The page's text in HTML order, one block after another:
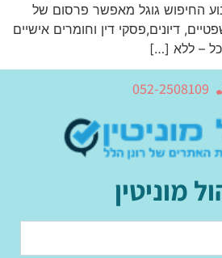
החיפוש גוגל מאפשר פרסום של
דיונים,פסקי דין וחומרים אישיים
כל – ללא […]
052-2508109
מוניטין